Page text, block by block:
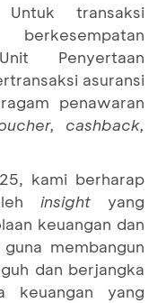
transaksi
Penyertaan
asuransi
penawaran
cashback,
kami berharap
insight yang
keuangan dan
membangun
dan berjangka
keuangan yang